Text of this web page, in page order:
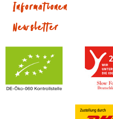
Informationen
Newsletter